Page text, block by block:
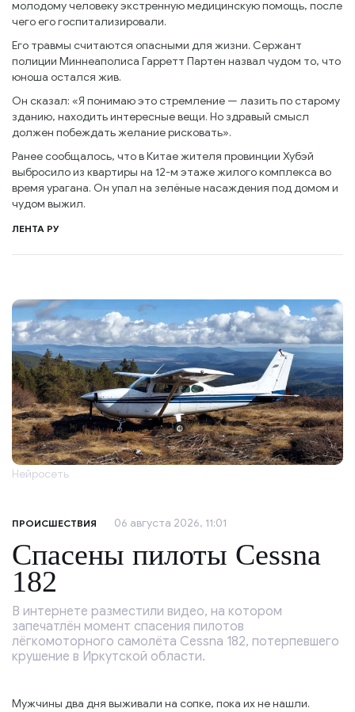
молодому человеку экстренную медицинскую помощь, после
чего его госпитализировали.
Его травмы считаются опасными для жизни. Сержант
полиции Миннеаполиса Гарретт Партен назвал чудом то, что
юноша остался жив.
Он сказал: «Я понимаю это стремление — лазить по старому
зданию, находить интересные вещи. Но здравый смысл
должен побеждать желание рисковать».
Ранее сообщалось, что в Китае жителя провинции Хубэй
выбросило из квартиры на 12-м этаже жилого комплекса во
время урагана. Он упал на зелёные насаждения под домом и
чудом выжил.
ЛЕНТА РУ
Нейросеть
ПРОИСШЕСТВИЯ 06 августа 2026, 11:01
Спасены пилоты Cessna
182
В интернете разместили видео, на котором
запечатлён момент спасения пилотов
лёгкомоторного самолёта Cessna 182, потерпевшего
крушение в Иркутской области.
Мужчины два дня выживали на сопке, пока их не нашли.